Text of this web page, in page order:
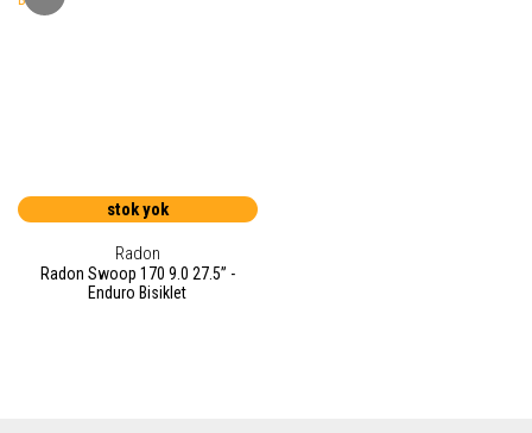
stok yok
Radon
Radon Swoop 170 9.0 27.5” -
Enduro Bisiklet